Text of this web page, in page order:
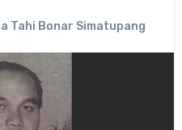
Tahi Bonar Simatupang